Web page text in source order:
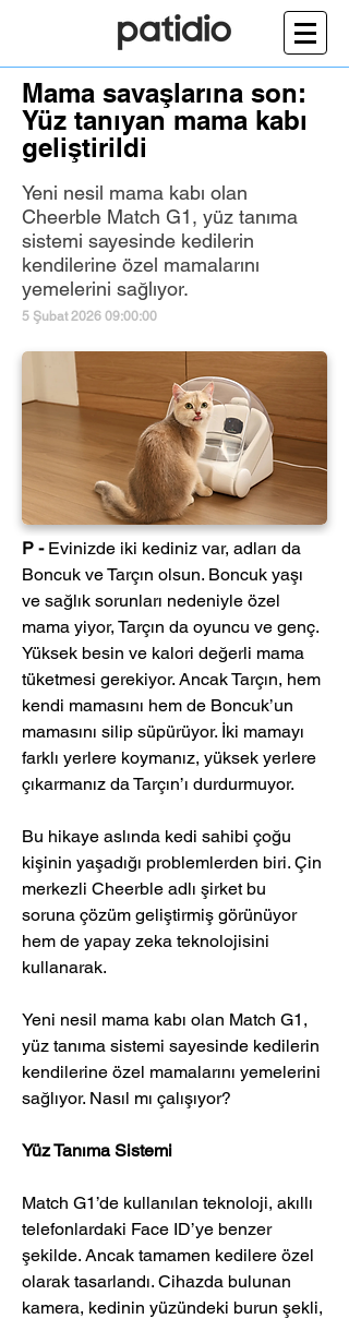
Mama savaşlarına son:
Yüz tanıyan mama kabı
geliştirildi
Yeni nesil mama kabı olan
Cheerble Match G1, yüz tanıma
sistemi sayesinde kedilerin
kendilerine özel mamalarını
yemelerini sağlıyor.
5 Şubat 2026 09:00:00
P - Evinizde iki kediniz var, adları da
Boncuk ve Tarçın olsun. Boncuk yaşı
ve sağlık sorunları nedeniyle özel
mama yiyor, Tarçın da oyuncu ve genç.
Yüksek besin ve kalori değerli mama
tüketmesi gerekiyor. Ancak Tarçın, hem
kendi mamasını hem de Boncuk’un
mamasını silip süpürüyor. İki mamayı
farklı yerlere koymanız, yüksek yerlere
çıkarmanız da Tarçın’ı durdurmuyor.
Bu hikaye aslında kedi sahibi çoğu
kişinin yaşadığı problemlerden biri. Çin
merkezli Cheerble adlı şirket bu
soruna çözüm geliştirmiş görünüyor
hem de yapay zeka teknolojisini
kullanarak.
Yeni nesil mama kabı olan Match G1,
yüz tanıma sistemi sayesinde kedilerin
kendilerine özel mamalarını yemelerini
sağlıyor. Nasıl mı çalışıyor?
Yüz Tanıma Sistemi
Match G1’de kullanılan teknoloji, akıllı
telefonlardaki Face ID’ye benzer
şekilde. Ancak tamamen kedilere özel
olarak tasarlandı. Cihazda bulunan
kamera, kedinin yüzündeki burun şekli,